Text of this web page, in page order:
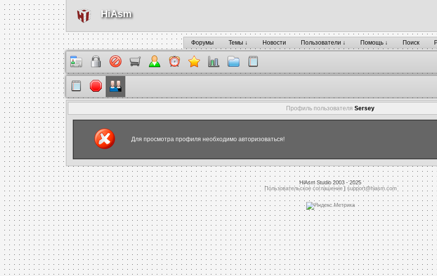
HiAsm
Форумы Темы ↓ Новости Пользователи ↓ Помощь ↓ Поиск
Профиль пользователя Sersey
Для просмотра профиля необходимо авторизоваться!
HiAsm Studio 2003 - 2025
Пользовательское соглашение| support@hiasm.com